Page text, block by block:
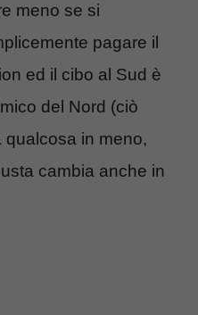
meno se si
pagare il
ed il cibo al Sud è
del Nord (ciò
in meno,
cambia anche in